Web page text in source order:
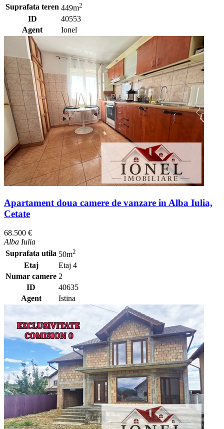
Suprafata teren 449m2
ID
40553
Agent
Ionel
Apartament doua camere de vanzare in Alba Iulia,
Cetate
68.500 €
Alba Iulia
Suprafata utila 50m2
Etaj
Etaj 4
Numar camere 2
ID
40635
Agent
Istina